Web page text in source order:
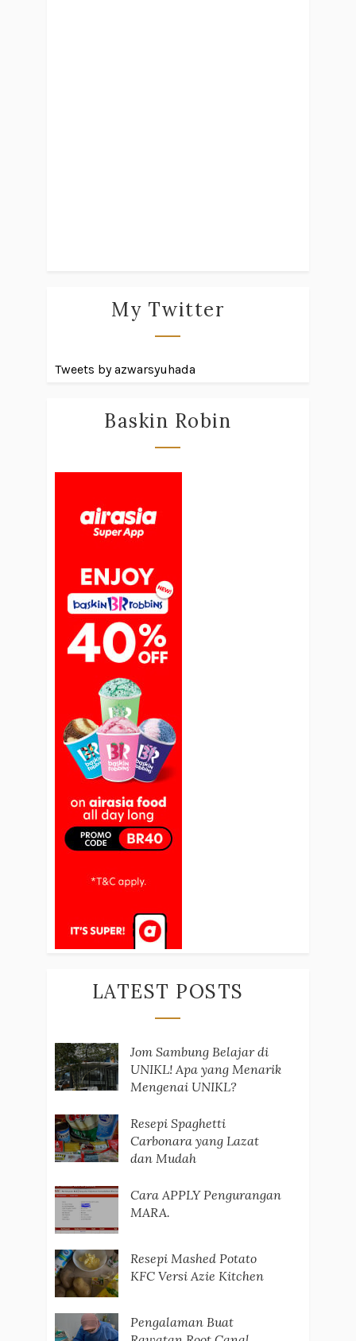
My Twitter
Tweets by azwarsyuhada
Baskin Robin
LATEST POSTS
Jom Sambung Belajar di
UNIKL! Apa yang Menarik
Mengenai UNIKL?
Resepi Spaghetti
Carbonara yang Lazat
dan Mudah
Cara APPLY Pengurangan
MARA.
Resepi Mashed Potato
KFC Versi Azie Kitchen
Pengalaman Buat